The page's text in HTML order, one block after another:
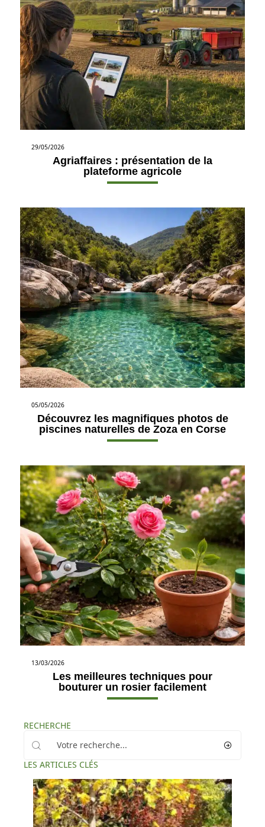
29/05/2026
Agriaffaires : présentation de la
plateforme agricole
05/05/2026
Découvrez les magnifiques photos de
piscines naturelles de Zoza en Corse
13/03/2026
Les meilleures techniques pour
bouturer un rosier facilement
RECHERCHE
LES ARTICLES CLÉS